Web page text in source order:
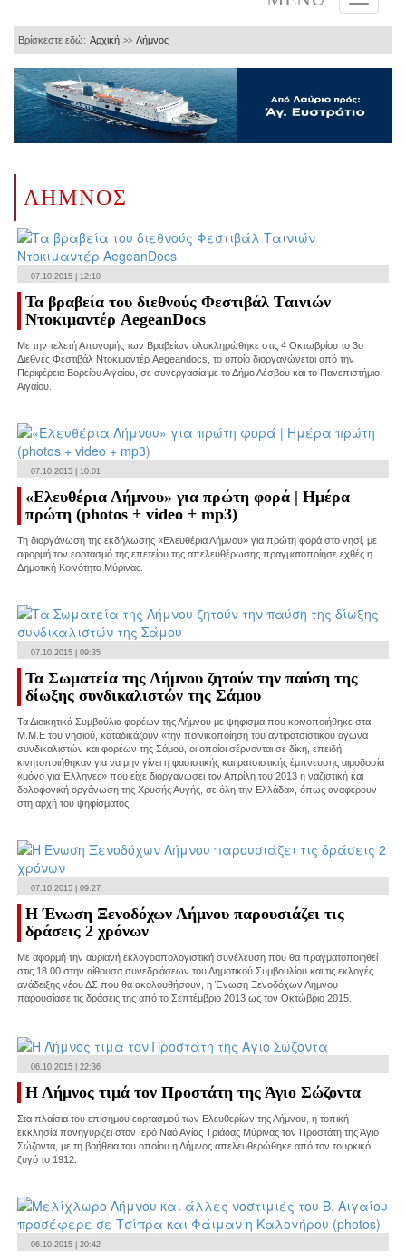
Βρίσκεστε εδώ: Αρχική >> Λήμνος
ΛΗΜΝΟΣ
07.10.2015 | 12:10
Τα βραβεία του διεθνούς Φεστιβάλ Tαινιών
Ντοκιμαντέρ AegeanDocs
Με την τελετή Απονομής των Βραβείων ολοκληρώθηκε στις 4 Οκτωβρίου το 3ο
Διεθνές Φεστιβάλ Ντοκιμαντέρ Aegeandocs, το οποίο διοργανώνεται από την
Περιφέρεια Βορείου Αιγαίου, σε συνεργασία με το Δήμο Λέσβου και το Πανεπιστήμιο
Αιγαίου.
07.10.2015 | 10:01
«Ελευθέρια Λήμνου» για πρώτη φορά | Ημέρα
πρώτη (photos + video + mp3)
Τη διοργάνωση της εκδήλωσης «Ελευθέρια Λήμνου» για πρώτη φορά στο νησί, με
αφορμή τον εορτασμό της επετείου της απελευθέρωσης πραγματοποίησε εχθές η
Δημοτική Κοινότητα Μύρινας.
07.10.2015 | 09:35
Τα Σωματεία της Λήμνου ζητούν την παύση της
δίωξης συνδικαλιστών της Σάμου
Τα Διοικητικά Συμβούλια φορέων της Λήμνου με ψήφισμα που κοινοποιήθηκε στα
Μ.Μ.Ε του νησιού, καταδικάζουν «την ποινικοποίηση του αντιρατσιστικού αγώνα
συνδικαλιστών και φορέων της Σάμου, οι οποίοι σέρνονται σε δίκη, επειδή
κινητοποιήθηκαν για να μην γίνει η φασιστικής και ρατσιστικής έμπνευσης αιμοδοσία
«μόνο για Έλληνες» που είχε διοργανώσει τον Απρίλη του 2013 η ναζιστική και
δολοφονική οργάνωση της Χρυσής Αυγής, σε όλη την Ελλάδα», όπως αναφέρουν
στη αρχή του ψηφίσματος.
07.10.2015 | 09:27
Η Ένωση Ξενοδόχων Λήμνου παρουσιάζει τις
δράσεις 2 χρόνων
Με αφορμή την αυριανή εκλογοαπολογιστική συνέλευση που θα πραγματοποιηθεί
στις 18.00 στην αίθουσα συνεδριάσεων του Δημοτικού Συμβουλίου και τις εκλογές
ανάδειξης νέου ΔΣ που θα ακολουθήσουν, η Ένωση Ξενοδόχων Λήμνου
παρουσίασε τις δράσεις της από το Σεπτέμβριο 2013 ως τον Οκτώβριο 2015.
06.10.2015 | 22:36
Η Λήμνος τιμά τον Προστάτη της Άγιο Σώζοντα
Στα πλαίσια του επίσημου εορτασμού των Ελευθερίων της Λήμνου, η τοπική
εκκλησία πανηγυρίζει στον Ιερό Ναό Αγίας Τριάδας Μύρινας τον Προστάτη της Άγιο
Σώζοντα, με τη βοήθεια του οποίου η Λήμνος απελευθερώθηκε από τον τουρκικό
ζυγό το 1912.
06.10.2015 | 20:42